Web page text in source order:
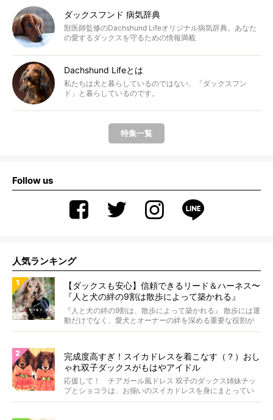
ダックスフンド 病気辞典
獣医師監修のDachshund Lifeオリジナル病気辞典。あなた
の愛するダックスを守るための情報満載
Dachshund Lifeとは
私たちは犬と暮らしているのではない、「ダックスフン
ド」と暮らしているのです。
特集一覧
Follow us
人気ランキング
【ダックスも安心】信頼できるリード＆ハーネス〜
『人と犬の絆の9割は散歩によって築かれる』
WOLFGANG MAN＆BEAST〜
『人と犬の絆の9割は、散歩によって築かれる』 散歩には運
動だけでなく、愛犬とオーナーの絆を深める重要な役割が
あ...
完成度高すぎ！スイカドレスを着こなす（？）おし
ゃれ双子ダックスがもはやアイドル
応援して！ チアガール風ドレス 双子のダックス姉妹チッ
プとショコラは、お揃いのスイカドレスを身にまとってい
ます...